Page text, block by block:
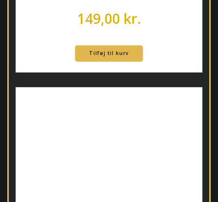
149,00 kr.
Tilføj til kurv